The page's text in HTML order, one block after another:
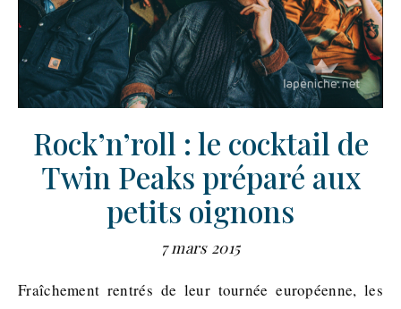
Rock’n’roll : le cocktail de
Twin Peaks préparé aux
petits oignons
7 mars 2015
Fraîchement rentrés de leur tournée européenne, les